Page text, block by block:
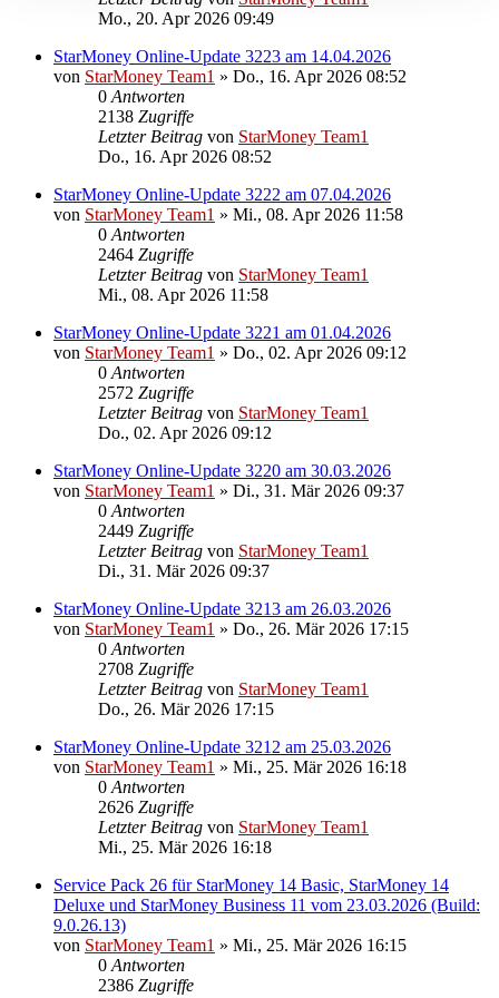
Mo., 20. Apr 2026 09:49
StarMoney Online-Update 3223 am 14.04.2026
von StarMoney Team1 » Do., 16. Apr 2026 08:52
0 Antworten
2138 Zugriffe
Letzter Beitrag von StarMoney Team1
Do., 16. Apr 2026 08:52
StarMoney Online-Update 3222 am 07.04.2026
von StarMoney Team1 » Mi., 08. Apr 2026 11:58
0 Antworten
2464 Zugriffe
Letzter Beitrag von StarMoney Team1
Mi., 08. Apr 2026 11:58
StarMoney Online-Update 3221 am 01.04.2026
von StarMoney Team1 » Do., 02. Apr 2026 09:12
0 Antworten
2572 Zugriffe
Letzter Beitrag von StarMoney Team1
Do., 02. Apr 2026 09:12
StarMoney Online-Update 3220 am 30.03.2026
von StarMoney Team1 » Di., 31. Mär 2026 09:37
0 Antworten
2449 Zugriffe
Letzter Beitrag von StarMoney Team1
Di., 31. Mär 2026 09:37
StarMoney Online-Update 3213 am 26.03.2026
von StarMoney Team1 » Do., 26. Mär 2026 17:15
0 Antworten
2708 Zugriffe
Letzter Beitrag von StarMoney Team1
Do., 26. Mär 2026 17:15
StarMoney Online-Update 3212 am 25.03.2026
von StarMoney Team1 » Mi., 25. Mär 2026 16:18
0 Antworten
2626 Zugriffe
Letzter Beitrag von StarMoney Team1
Mi., 25. Mär 2026 16:18
Service Pack 26 für StarMoney 14 Basic, StarMoney 14
Deluxe und StarMoney Business 11 vom 23.03.2026 (Build:
9.0.26.13)
von StarMoney Team1 » Mi., 25. Mär 2026 16:15
0 Antworten
2386 Zugriffe